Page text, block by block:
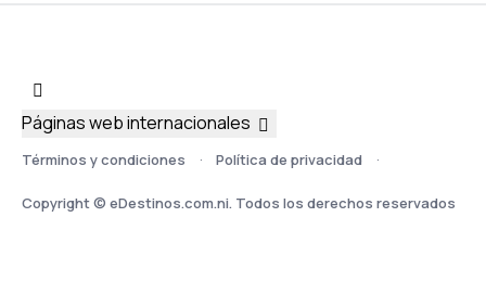
Términos y condiciones Política de privacidad
Copyright © eDestinos.com.ni. Todos los derechos reservados
Páginas web internacionales